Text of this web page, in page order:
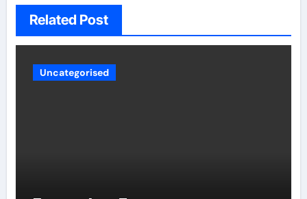
Related Post
Uncategorised